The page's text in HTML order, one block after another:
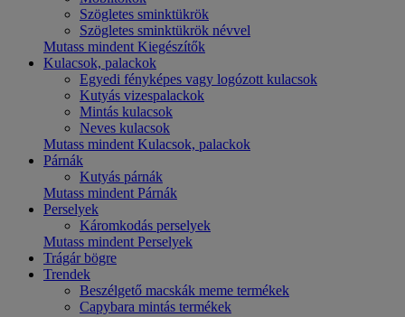
Szögletes sminktükrök
Szögletes sminktükrök névvel
Mutass mindent Kiegészítők
Kulacsok, palackok
Egyedi fényképes vagy logózott kulacsok
Kutyás vizespalackok
Mintás kulacsok
Neves kulacsok
Mutass mindent Kulacsok, palackok
Párnák
Kutyás párnák
Mutass mindent Párnák
Perselyek
Káromkodás perselyek
Mutass mindent Perselyek
Trágár bögre
Trendek
Beszélgető macskák meme termékek
Capybara mintás termékek